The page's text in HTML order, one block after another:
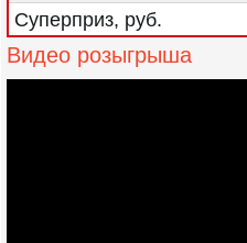
Суперприз, руб.
Видео розыгрыша